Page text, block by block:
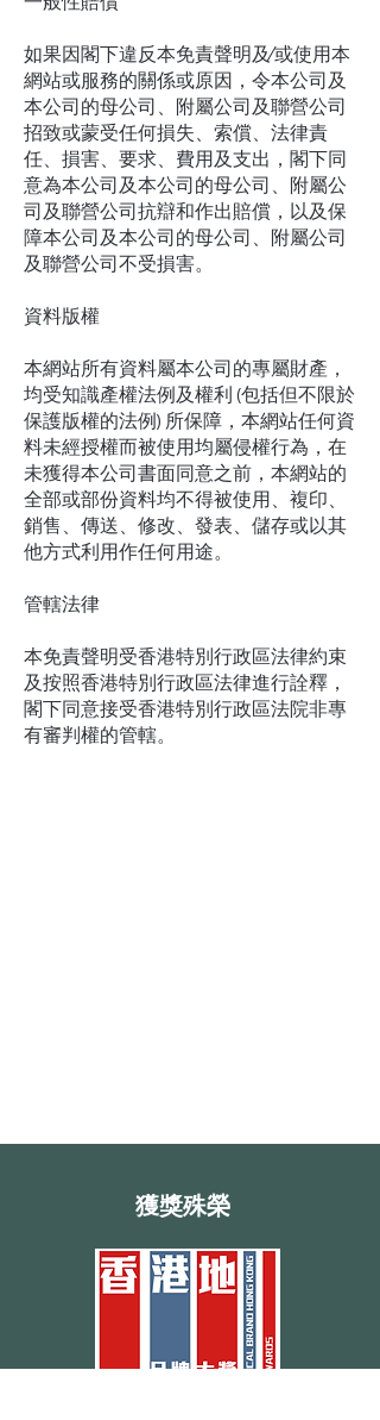
如果因閣下違反本免責聲明及∕或使用本
網站或服務的關係或原因，令本公司及
本公司的母公司、附屬公司及聯營公司
招致或蒙受任何損失、索償、法律責
任、損害、要求、費用及支出，閣下同
意為本公司及本公司的母公司、附屬公
司及聯營公司抗辯和作出賠償，以及保
障本公司及本公司的母公司、附屬公司
及聯營公司不受損害。
資料版權
本網站所有資料屬本公司的專屬財產，
均受知識產權法例及權利 (包括但不限於
保護版權的法例) 所保障，本網站任何資
料未經授權而被使用均屬侵權行為，在
未獲得本公司書面同意之前，本網站的
全部或部份資料均不得被使用、複印、
銷售、傳送、修改、發表、儲存或以其
他方式利用作任何用途。
管轄法律
本免責聲明受香港特別行政區法律約束
及按照香港特別行政區法律進行詮釋，
閣下同意接受香港特別行政區法院非專
有審判權的管轄。
​獲獎殊榮